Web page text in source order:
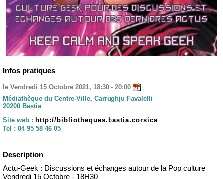
Infos pratiques
le Vendredi 15 Octobre 2021, 18:30 - 20:00
Médiathèque du Centre-Ville, Carrughju Favalelli
20200 Bastia
Site web : http://bibliotheques.bastia.corsica
Tel : 04 95 58 46 05
Description
Actu-Geek : Discussions et échanges autour de la Pop culture
Vendredi 15 Octobre - 18H30